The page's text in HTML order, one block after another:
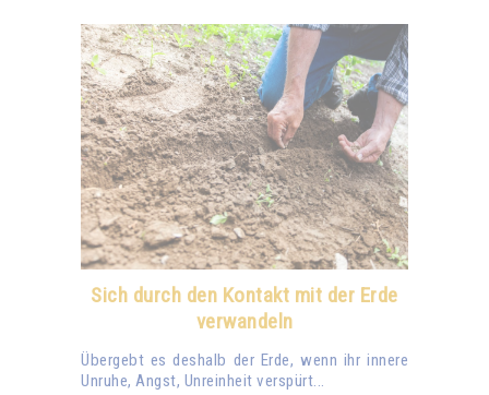
Sich durch den Kontakt mit der Erde
verwandeln
Übergebt es deshalb der Erde, wenn ihr innere
Unruhe, Angst, Unreinheit verspürt...